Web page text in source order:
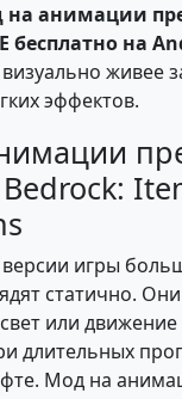
на анимации
на
живее
эффектов.
игры
статично.
или
длительных
Мод на